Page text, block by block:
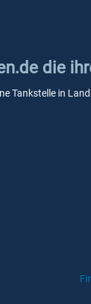
die
Tankstelle in